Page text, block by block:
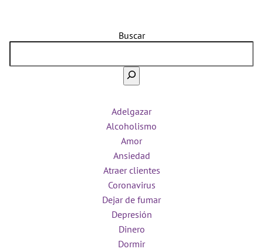
Buscar
Adelgazar
Alcoholismo
Amor
Ansiedad
Atraer clientes
Coronavirus
Dejar de fumar
Depresión
Dinero
Dormir